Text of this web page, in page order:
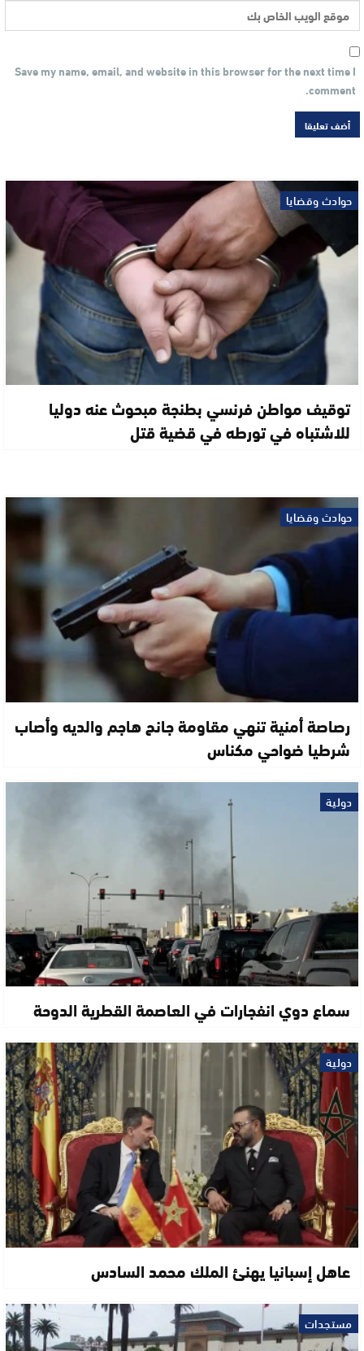
Save my name, email, and website in this browser for the next time I
comment.
حوادث وقضايا
توقيف مواطن فرنسي بطنجة مبحوث عنه دوليا
للاشتباه في تورطه في قضية قتل
حوادث وقضايا
رصاصة أمنية تنهي مقاومة جانح هاجم والديه وأصاب
شرطيا ضواحي مكناس
دولية
سماع دوي انفجارات في العاصمة القطرية الدوحة
دولية
عاهل إسبانيا يهنئ الملك محمد السادس
مستجدات